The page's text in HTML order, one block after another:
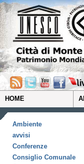
HOME
Ambiente
avvisi
Conferenze
Consiglio Comunale